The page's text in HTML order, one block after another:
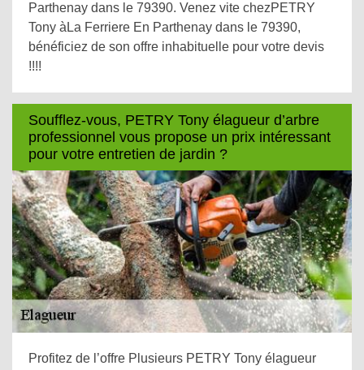
Parthenay dans le 79390. Venez vite chezPETRY
Tony àLa Ferriere En Parthenay dans le 79390,
bénéficiez de son offre inhabituelle pour votre devis
!!!!
Soufflez-vous, PETRY Tony élagueur d’arbre
professionnel vous propose un prix intéressant
pour votre entretien de jardin ?
Profitez de l’offre Plusieurs PETRY Tony élagueur